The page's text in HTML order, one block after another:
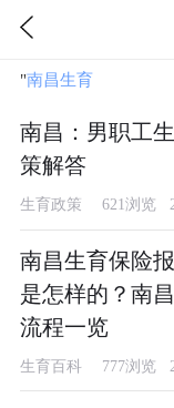
"南昌生育
南昌：男职工
策解答
生育政策 621浏览
南昌生育保险
是怎样的？南
流程一览
生育百科 777浏览